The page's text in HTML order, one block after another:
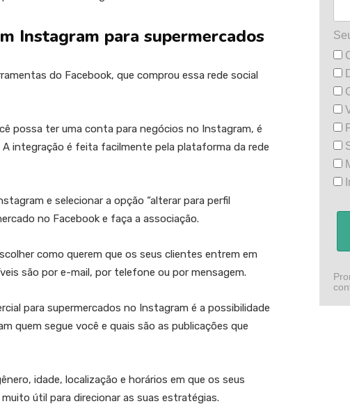
Instagram para supermercados
do Facebook, que comprou essa rede social
possa ter uma conta para negócios no Instagram, é
integração é feita facilmente pela plataforma da rede
e selecionar a opção “alterar para perfil
no Facebook e faça a associação.
como querem que os seus clientes entrem em
são por e-mail, por telefone ou por mensagem.
para supermercados no Instagram é a possibilidade
quem segue você e quais são as publicações que
idade, localização e horários em que os seus
útil para direcionar as suas estratégias.